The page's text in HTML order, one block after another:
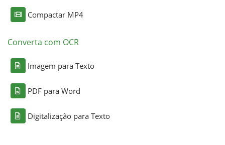
Compactar MP4
Converta com OCR
Imagem para Texto
PDF para Word
Digitalização para Texto